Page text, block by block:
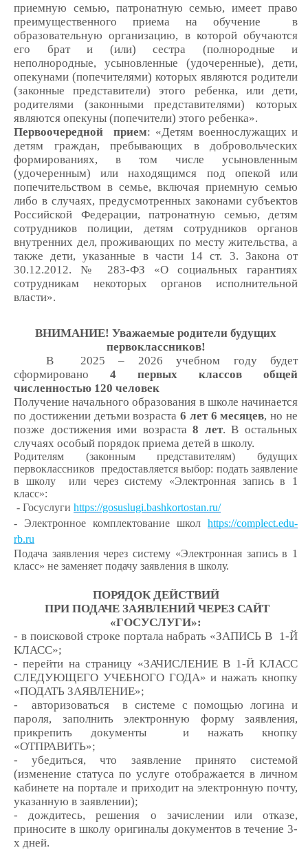
приемную семью, патронатную семью, имеет право
преимущественного приема на обучение в
образовательную организацию, в которой обучаются
его брат и (или) сестра (полнородные и
неполнородные, усыновленные (удочеренные), дети,
опекунами (попечителями) которых являются родители
(законные представители) этого ребенка, или дети,
родителями (законными представителями) которых
являются опекуны (попечители) этого ребенка».
Первоочередной прием: «Детям военнослужащих и
детям граждан, пребывающих в добровольческих
формированиях, в том числе усыновленным
(удочеренным) или находящимся под опекой или
попечительством в семье, включая приемную семью
либо в случаях, предусмотренных законами субъектов
Российской Федерации, патронатную семью, детям
сотрудников полиции, детям сотрудников органов
внутренних дел, проживающих по месту жительства, а
также дети, указанные в части 14 ст. 3. Закона от
30.12.2012. № 283-ФЗ «О социальных гарантиях
сотрудникам некоторых органов исполнительной
власти».
ВНИМАНИЕ! Уважаемые родители будущих
первоклассников!
В 2025 – 2026 учебном году будет
сформировано 4 первых классов общей
численностью 120 человек
Получение начального образования в школе начинается
по достижении детьми возраста6 лет 6 месяцев, но не
позже достижения ими возраста8 лет. В остальных
случаях особый порядок приема детей в школу.
Родителям (законным представителям) будущих
первоклассников предоставляется выбор: подать заявление
в школу или через систему «Электронная запись в 1
класс»:
- Госуслуги https://gosuslugi.bashkortostan.ru/
- Электронное комплектование школ https://complect.edu-
rb.ru
Подача заявления через систему «Электронная запись в 1
класс» не заменяет подачу заявления в школу.
ПОРЯДОК ДЕЙСТВИЙ
ПРИ ПОДАЧЕ ЗАЯВЛЕНИЙ ЧЕРЕЗ САЙТ
«ГОСУСЛУГИ»:
- в поисковой строке портала набрать «ЗАПИСЬ В 1-Й
КЛАСС»;
- перейти на страницу «ЗАЧИСЛЕНИЕ В 1-Й КЛАСС
СЛЕДУЮЩЕГО УЧЕБНОГО ГОДА» и нажать кнопку
«ПОДАТЬ ЗАЯВЛЕНИЕ»;
- авторизоваться в системе с помощью логина и
пароля, заполнить электронную форму заявления,
прикрепить документы и нажать кнопку
«ОТПРАВИТЬ»;
- убедиться, что заявление принято системой
(изменение статуса по услуге отображается в личном
кабинете на портале и приходит на электронную почту,
указанную в заявлении);
- дождитесь, решения о зачислении или отказе,
приносите в школу оригиналы документов в течение 3-
х дней.